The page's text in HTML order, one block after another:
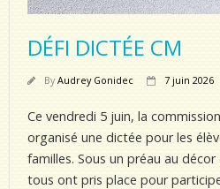
DÉFI DICTÉE CM
ByAudrey Gonidec 7 juin 2026
Ce vendredi 5 juin, la
organisé une dictée pour les
familles. Sous un préau au décor
tous ont pris place pour